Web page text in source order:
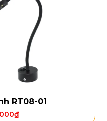
RT08-01
₫